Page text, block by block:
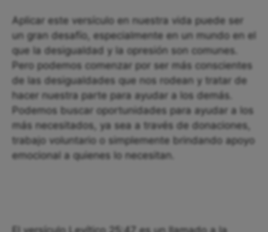
Aplicar este versículo en nuestra vida puede ser
un gran desafío, especialmente en un mundo en el
que la desigualdad y la opresión son comunes.
Pero podemos comenzar por ser más conscientes
de las desigualdades que nos rodean y tratar de
hacer nuestra parte para ayudar a los demás.
Podemos buscar oportunidades para ayudar a los
más necesitados, ya sea a través de donaciones,
trabajo voluntario o simplemente brindando apoyo
emocional a quienes lo necesitan.